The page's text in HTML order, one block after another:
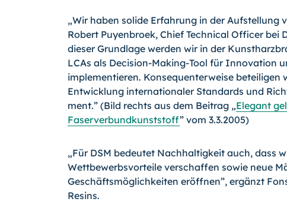
„Wir haben solide Erfahrung in der Aufstellung
Robert Puyenbroek, Chief Technical Officer bei
dieser Grundlage werden wir in der
LCAs als Decision-Making-Tool für Innovation
implementieren. Konsequenterweise beteiligen
Entwicklung internationaler Standards und
ment.” (Bild rechts aus dem Beitrag „Elegant
Faserverbundkunststoff” vom 3.3.2005)
„Für DSM bedeutet Nachhaltigkeit auch, dass
Wettbewerbsvorteile verschaffen sowie neue
Geschäftsmöglichkeiten eröffnen”, ergänzt
Resins.